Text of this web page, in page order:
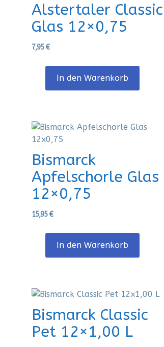
Alstertaler Classic
Glas 12×0,75
7,95€
In den Warenkorb
Bismarck
Apfelschorle Glas
12×0,75
15,95€
In den Warenkorb
Bismarck Classic
Pet 12×1,00 L